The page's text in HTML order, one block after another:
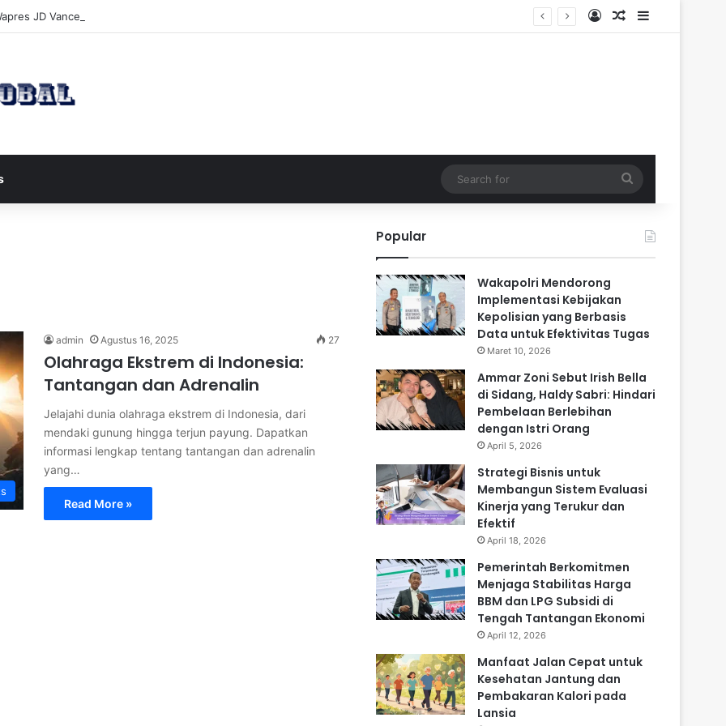
JD Vance ke Pakistan untuk Perundingan Strategis dengan Iran Log InRandom Article
Sidebar
for
admin Agustus 16, 2025 27
Olahraga Ekstrem di Indonesia:
Tantangan dan Adrenalin
Jelajahi dunia olahraga ekstrem di Indonesia, dari
mendaki gunung hingga terjun payung. Dapatkan
informasi lengkap tentang tantangan dan adrenalin
yang…
Read More »
Popular
Wakapolri Mendorong
Implementasi Kebijakan
Kepolisian yang Berbasis
Data untuk Efektivitas Tugas
Maret 10, 2026
Ammar Zoni Sebut Irish Bella
di Sidang, Haldy Sabri: Hindari
Pembelaan Berlebihan
dengan Istri Orang
April 5, 2026
Strategi Bisnis untuk
Membangun Sistem Evaluasi
Kinerja yang Terukur dan
Efektif
April 18, 2026
Pemerintah Berkomitmen
Menjaga Stabilitas Harga
BBM dan LPG Subsidi di
Tengah Tantangan Ekonomi
April 12, 2026
Manfaat Jalan Cepat untuk
Kesehatan Jantung dan
Pembakaran Kalori pada
Lansia